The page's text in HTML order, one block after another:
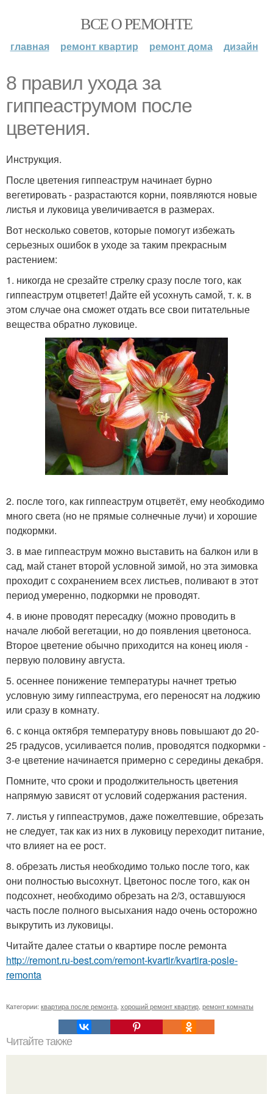
ВСЕ О РЕМОНТЕ
главная ремонт квартир ремонт дома дизайн
8 правил ухода за
гиппеаструмом после
цветения.
Инструкция.
После цветения гиппеаструм начинает бурно
вегетировать - разрастаются корни, появляются новые
листья и луковица увеличивается в размерах.
Вот несколько советов, которые помогут избежать
серьезных ошибок в уходе за таким прекрасным
растением:
1. никогда не срезайте стрелку сразу после того, как
гиппеаструм отцветет! Дайте ей усохнуть самой, т. к. в
этом случае она сможет отдать все свои питательные
вещества обратно луковице.
2. после того, как гиппеаструм отцветёт, ему необходимо
много света (но не прямые солнечные лучи) и хорошие
подкормки.
3. в мае гиппеаструм можно выставить на балкон или в
сад, май станет второй условной зимой, но эта зимовка
проходит с сохранением всех листьев, поливают в этот
период умеренно, подкормки не проводят.
4. в июне проводят пересадку (можно проводить в
начале любой вегетации, но до появления цветоноса.
Второе цветение обычно приходится на конец июля -
первую половину августа.
5. осеннее понижение температуры начнет третью
условную зиму гиппеаструма, его переносят на лоджию
или сразу в комнату.
6. с конца октября температуру вновь повышают до 20-
25 градусов, усиливается полив, проводятся подкормки -
3-е цветение начинается примерно с середины декабря.
Помните, что сроки и продолжительность цветения
напрямую зависят от условий содержания растения.
7. листья у гиппеаструмов, даже пожелтевшие, обрезать
не следует, так как из них в луковицу переходит питание,
что влияет на ее рост.
8. обрезать листья необходимо только после того, как
они полностью высохнут. Цветонос после того, как он
подсохнет, необходимо обрезать на 2/3, оставшуюся
часть после полного высыхания надо очень осторожно
выкрутить из луковицы.
Читайте далее статьи о квартире после ремонта
http://remont.ru-best.com/remont-kvartir/kvartira-posle-
remonta
Категории: квартира после ремонта хороший ремонт квартир ремонт комнаты
Читайте также